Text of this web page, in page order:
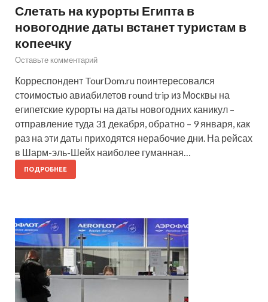
Слетать на курорты Египта в
новогодние даты встанет туристам в
копеечку
Оставьте комментарий
Корреспондент TourDom.ru поинтересовался
стоимостью авиабилетов round trip из Москвы на
египетские курорты на даты новогодних каникул –
отправление туда 31 декабря, обратно – 9 января, как
раз на эти даты приходятся нерабочие дни. На рейсах
в Шарм-эль-Шейх наиболее гуманная…
ПОДРОБНЕЕ